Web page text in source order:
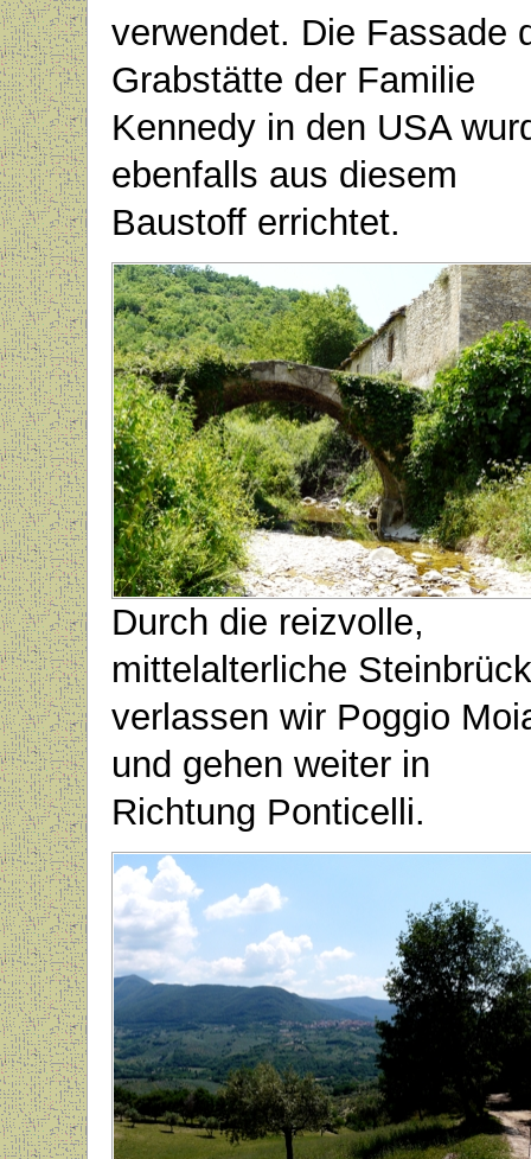
verwendet. Die Fassade
Grabstätte der Familie
Kennedy in den USA
ebenfalls aus diesem
Baustoff errichtet.
Durch die reizvolle,
mittelalterliche
verlassen wir Poggio
und gehen weiter in
Richtung Ponticelli.